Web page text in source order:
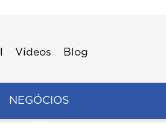
Vídeos Blog
NEGÓCIOS